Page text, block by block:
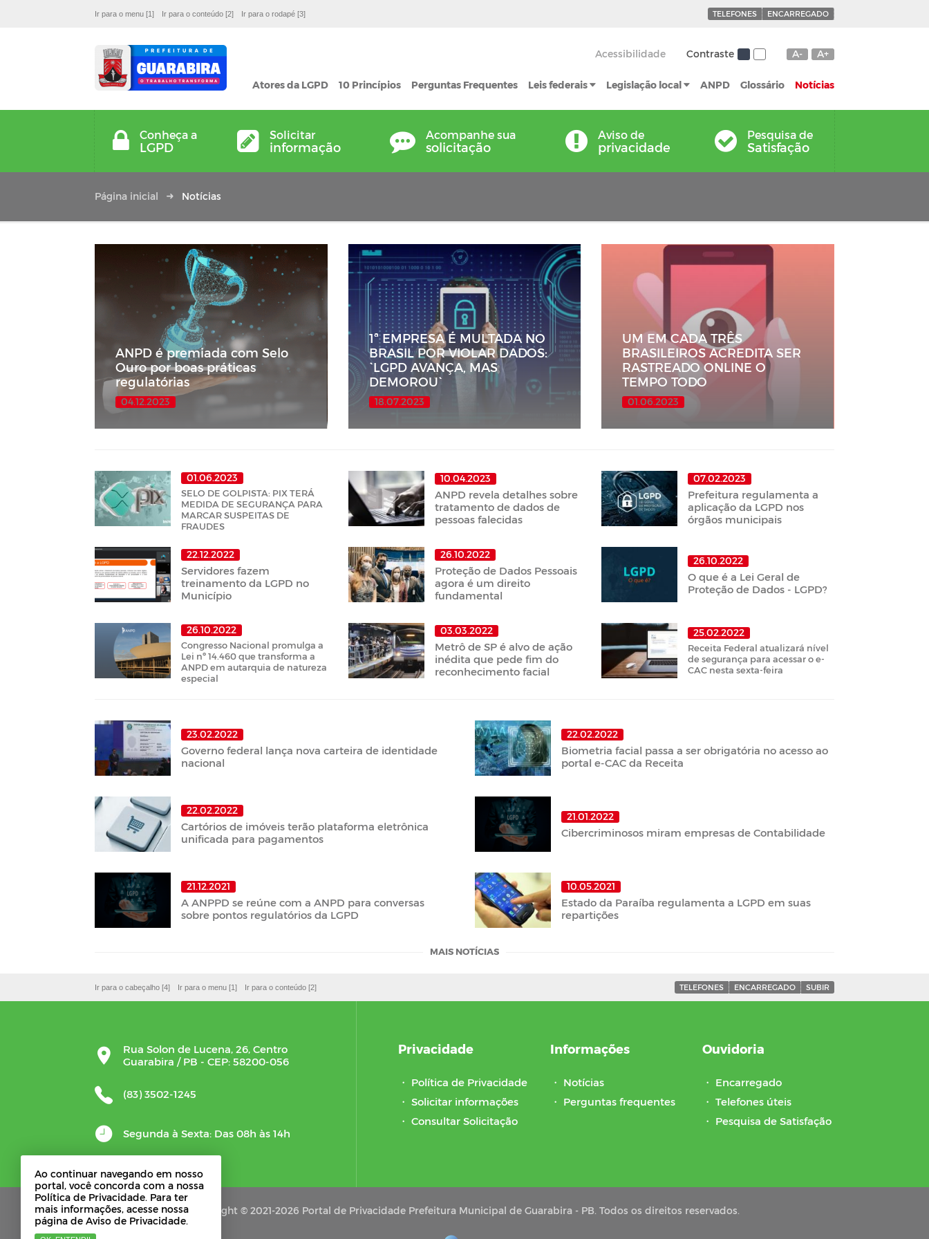
Ir para o menu [1] Ir para o conteúdo [2] Ir para o rodapé [3] TELEFONES ENCARREGADO
A- A+
Contraste
Acessibilidade
Atores da LGPD 10 Princípios Perguntas Frequentes Leis federais Legislação local ANPD Glossário Notícias
Conheça a
LGPD
Solicitar
informação
Acompanhe sua
solicitação
Aviso de
privacidade
Pesquisa de
Satisfação
Página inicial Notícias
ANPD é premiada com Selo
Ouro por boas práticas
regulatórias
04.12.2023
1ª EMPRESA É MULTADA NO
BRASIL POR VIOLAR DADOS:
`LGPD AVANÇA, MAS
DEMOROU`
18.07.2023
UM EM CADA TRÊS
BRASILEIROS ACREDITA SER
RASTREADO ONLINE O
TEMPO TODO
01.06.2023
01.06.2023
SELO DE GOLPISTA: PIX TERÁ
MEDIDA DE SEGURANÇA PARA
MARCAR SUSPEITAS DE
FRAUDES
10.04.2023
ANPD revela detalhes sobre
tratamento de dados de
pessoas falecidas
07.02.2023
Prefeitura regulamenta a
aplicação da LGPD nos
órgãos municipais
22.12.2022
Servidores fazem
treinamento da LGPD no
Município
26.10.2022
Proteção de Dados Pessoais
agora é um direito
fundamental
26.10.2022
O que é a Lei Geral de
Proteção de Dados - LGPD?
26.10.2022
Congresso Nacional promulga a
Lei nº 14.460 que transforma a
ANPD em autarquia de natureza
especial
03.03.2022
Metrô de SP é alvo de ação
inédita que pede fim do
reconhecimento facial
25.02.2022
Receita Federal atualizará nível
de segurança para acessar o e-
CAC nesta sexta-feira
23.02.2022
Governo federal lança nova carteira de identidade
nacional
22.02.2022
Biometria facial passa a ser obrigatória no acesso ao
portal e-CAC da Receita
22.02.2022
Cartórios de imóveis terão plataforma eletrônica
unificada para pagamentos
21.01.2022
Cibercriminosos miram empresas de Contabilidade
21.12.2021
A ANPPD se reúne com a ANPD para conversas
sobre pontos regulatórios da LGPD
10.05.2021
Estado da Paraíba regulamenta a LGPD em suas
repartições
MAIS NOTÍCIAS
Ir para o cabeçalho [4] Ir para o menu [1] Ir para o conteúdo [2] TELEFONES ENCARREGADO SUBIR
Rua Solon de Lucena, 26, Centro
Guarabira / PB - CEP: 58200-056
(83) 3502-1245
Segunda à Sexta: Das 08h às 14h
Privacidade
・ Política de Privacidade
・ Solicitar informações
・ Consultar Solicitação
Informações
・ Notícias
・ Perguntas frequentes
Ouvidoria
・ Encarregado
・ Telefones úteis
・ Pesquisa de Satisfação
Copyright © 2021-2026 Portal de Privacidade Prefeitura Municipal de Guarabira - PB. Todos os direitos reservados.
Ao continuar navegando em nosso
portal, você concorda com a nossa
Política de Privacidade. Para ter
mais informações, acesse nossa
página de Aviso de Privacidade.